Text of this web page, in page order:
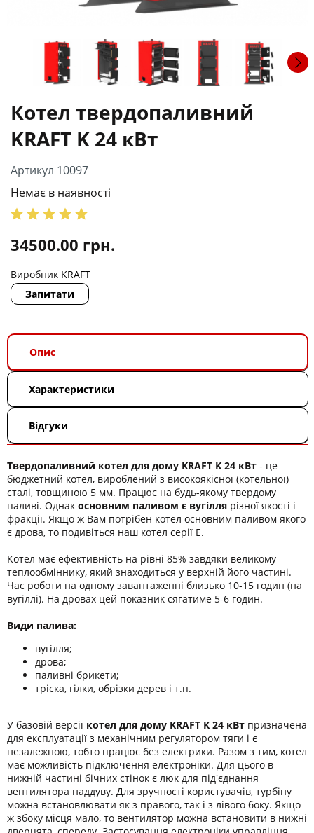
Котел твердопаливний
KRAFT K 24 кВт
Артикул 10097
Немає в наявності
34500.00 грн.
Виробник KRAFT
Запитати
Опис
Характеристики
Відгуки
Твердопаливний котел для дому KRAFT K 24 кВт - це
бюджетний котел, вироблений з високоякісної (котельної)
сталі, товщиною 5 мм. Працює на будь-якому твердому
паливі. Однак основним паливом є вугілля різної якості і
фракції. Якщо ж Вам потрібен котел основним паливом якого
є дрова, то подивіться наш котел серії Е.
Котел має ефективність на рівні 85% завдяки великому
теплообміннику, який знаходиться у верхній його частині.
Час роботи на одному завантаженні близько 10-15 годин (на
вугіллі). На дровах цей показник сягатиме 5-6 годин.
Види палива:
вугілля;
дрова;
паливні брикети;
тріска, гілки, обрізки дерев і т.п.
У базовій версії котел для дому KRAFT K 24 кВт призначена
для експлуатації з механічним регулятором тяги і є
незалежною, тобто працює без електрики. Разом з тим, котел
має можливість підключення електроніки. Для цього в
нижній частині бічних стінок є люк для під'єднання
вентилятора наддуву. Для зручності користувачів, турбіну
можна встановлювати як з правого, так і з лівого боку. Якщо
ж збоку місця мало, то вентилятор можна встановити в нижні